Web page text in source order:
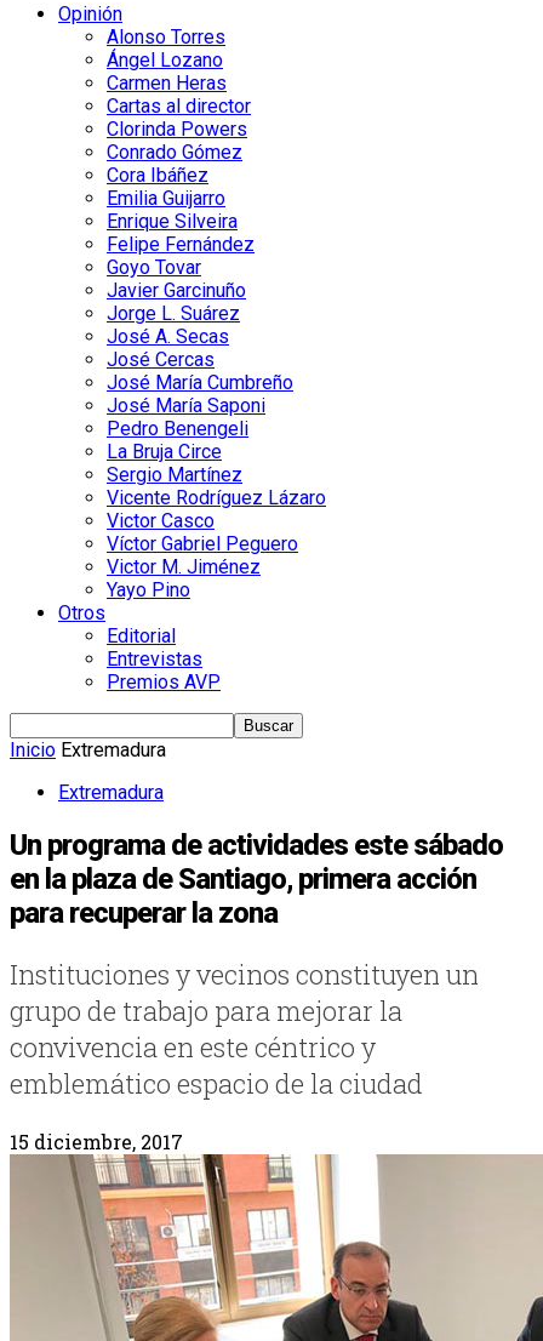
Opinión
Alonso Torres
Ángel Lozano
Carmen Heras
Cartas al director
Clorinda Powers
Conrado Gómez
Cora Ibáñez
Emilia Guijarro
Enrique Silveira
Felipe Fernández
Goyo Tovar
Javier Garcinuño
Jorge L. Suárez
José A. Secas
José Cercas
José María Cumbreño
José María Saponi
Pedro Benengeli
La Bruja Circe
Sergio Martínez
Vicente Rodríguez Lázaro
Victor Casco
Víctor Gabriel Peguero
Victor M. Jiménez
Yayo Pino
Otros
Editorial
Entrevistas
Premios AVP
Inicio Extremadura
Extremadura
Un programa de actividades este sábado
en la plaza de Santiago, primera acción
para recuperar la zona
Instituciones y vecinos constituyen un
grupo de trabajo para mejorar la
convivencia en este céntrico y
emblemático espacio de la ciudad
15 diciembre, 2017